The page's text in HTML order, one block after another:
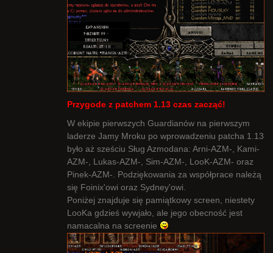
Przygode z patchem 1.13 czas zacząć!
W ekipie pierwszych Guardianów na pierwszym
laderze Jamy Mroku po wprowadzeniu patcha 1.13
było aż sześciu Sług Azmodana: Arni-AZM-, Kami-
AZM-, Lukas-AZM-, Sim-AZM-, LooK-AZM- oraz
Pinek-AZM-. Podziękowania za współprace należą
się Foinix'owi oraz Sydney'owi.
Poniżej znajduje się pamiątkowy screen, niestety
LooKa gdzieś wywjało, ale jego obecność jest
namacalna na screenie